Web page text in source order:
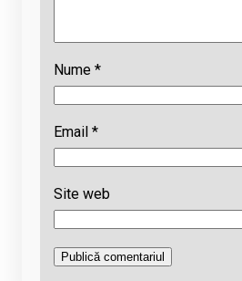
Nume *
Email *
Site web